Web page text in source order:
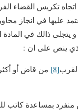
تكريس القضاء
عليها في انجاز
و يتجلى ذالك في المادة
ينص على ان :
[8]
من قاض أو
منفرد بمساعدة كاتب